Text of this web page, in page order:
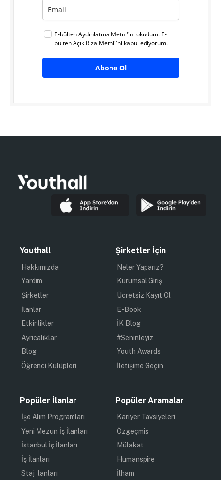
E-bültenAydınlatma Metni''ni okudum. E-
bülten Açık Rıza Metni''ni kabul ediyorum.
Abone Ol
Youthall
Hakkımızda
Yardım
Şirketler
İlanlar
Etkinlikler
Ayrıcalıklar
Blog
Öğrenci Kulüpleri
Şirketler İçin
Neler Yaparız?
Kurumsal Giriş
Ücretsiz Kayıt Ol
E-Book
İK Blog
#Seninleyiz
Youth Awards
İletişime Geçin
Popüler İlanlar
İşe Alım Programları
Yeni Mezun İş İlanları
İstanbul İş İlanları
İş İlanları
Staj İlanları
Popüler Aramalar
Kariyer Tavsiyeleri
Özgeçmiş
Mülakat
Humanspire
İlham